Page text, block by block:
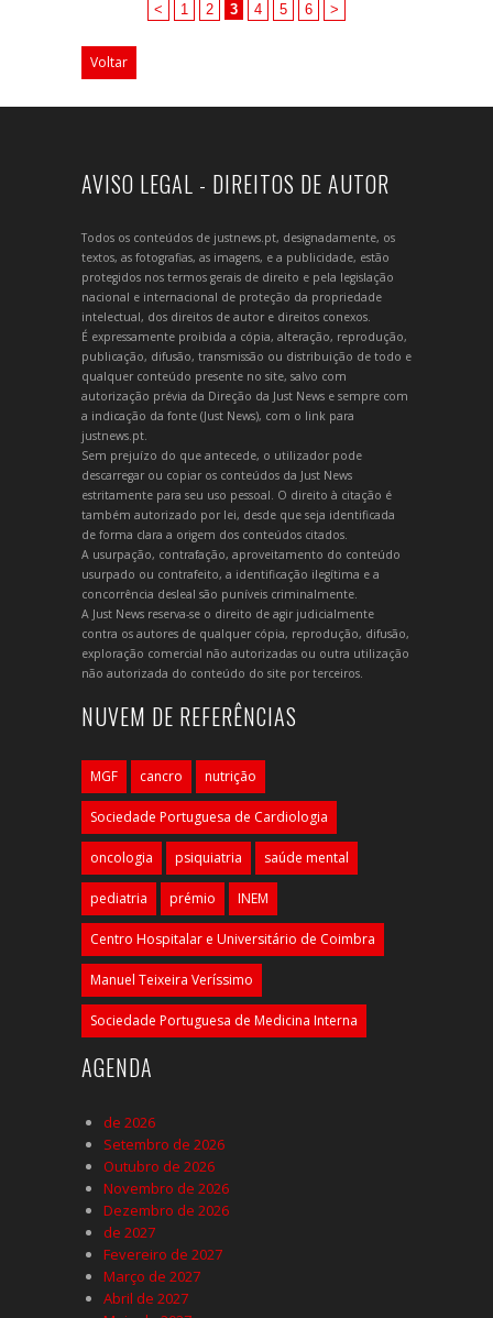
< 1 2 3 4 5 6 >
Voltar
AVISO LEGAL - DIREITOS DE AUTOR
Todos os conteúdos de justnews.pt, designadamente, os
textos, as fotografias, as imagens, e a publicidade, estão
protegidos nos termos gerais de direito e pela legislação
nacional e internacional de proteção da propriedade
intelectual, dos direitos de autor e direitos conexos.
É expressamente proibida a cópia, alteração, reprodução,
publicação, difusão, transmissão ou distribuição de todo e
qualquer conteúdo presente no site, salvo com
autorização prévia da Direção da Just News e sempre com
a indicação da fonte (Just News), com o link para
justnews.pt.
Sem prejuízo do que antecede, o utilizador pode
descarregar ou copiar os conteúdos da Just News
estritamente para seu uso pessoal. O direito à citação é
também autorizado por lei, desde que seja identificada
de forma clara a origem dos conteúdos citados.
A usurpação, contrafação, aproveitamento do conteúdo
usurpado ou contrafeito, a identificação ilegítima e a
concorrência desleal são puníveis criminalmente.
A Just News reserva-se o direito de agir judicialmente
contra os autores de qualquer cópia, reprodução, difusão,
exploração comercial não autorizadas ou outra utilização
não autorizada do conteúdo do site por terceiros.
NUVEM DE REFERÊNCIAS
MGF cancro nutrição
Sociedade Portuguesa de Cardiologia
oncologia psiquiatria saúde mental
pediatria prémio INEM
Centro Hospitalar e Universitário de Coimbra
Manuel Teixeira Veríssimo
Sociedade Portuguesa de Medicina Interna
AGENDA
de 2026
Setembro de 2026
Outubro de 2026
Novembro de 2026
Dezembro de 2026
de 2027
Fevereiro de 2027
Março de 2027
Abril de 2027